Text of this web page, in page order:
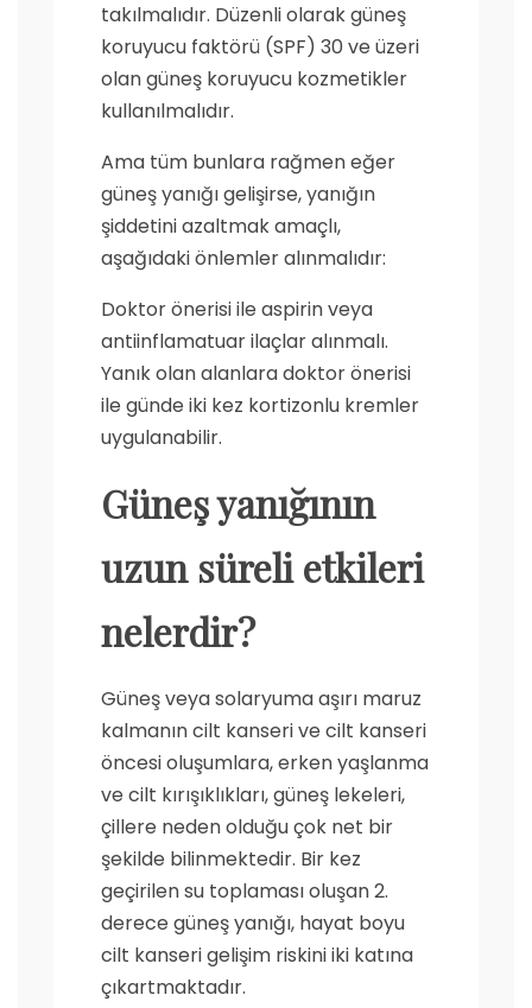
takılmalıdır. Düzenli olarak güneş
koruyucu faktörü (SPF) 30 ve üzeri
olan güneş koruyucu kozmetikler
kullanılmalıdır.
Ama tüm bunlara rağmen eğer
güneş yanığı gelişirse, yanığın
şiddetini azaltmak amaçlı,
aşağıdaki önlemler alınmalıdır:
Doktor önerisi ile aspirin veya
antiinflamatuar ilaçlar alınmalı.
Yanık olan alanlara doktor önerisi
ile günde iki kez kortizonlu kremler
uygulanabilir.
Güneş yanığının
uzun süreli etkileri
nelerdir?
Güneş veya solaryuma aşırı maruz
kalmanın cilt kanseri ve cilt kanseri
öncesi oluşumlara, erken yaşlanma
ve cilt kırışıklıkları, güneş lekeleri,
çillere neden olduğu çok net bir
şekilde bilinmektedir. Bir kez
geçirilen su toplaması oluşan 2.
derece güneş yanığı, hayat boyu
cilt kanseri gelişim riskini iki katına
çıkartmaktadır.